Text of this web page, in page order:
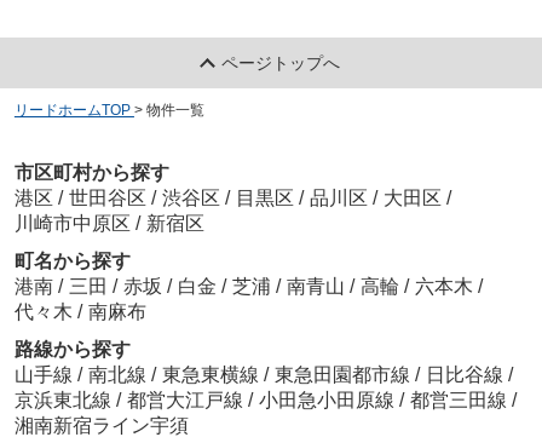
ページトップへ
リードホームTOP > 物件一覧
市区町村から探す
港区 / 世田谷区 / 渋谷区 / 目黒区 / 品川区 / 大田区 /
川崎市中原区 / 新宿区
町名から探す
港南 / 三田 / 赤坂 / 白金 / 芝浦 / 南青山 / 高輪 / 六本木 /
代々木 / 南麻布
路線から探す
山手線 / 南北線 / 東急東横線 / 東急田園都市線 / 日比谷線 /
京浜東北線 / 都営大江戸線 / 小田急小田原線 / 都営三田線 /
湘南新宿ライン宇須